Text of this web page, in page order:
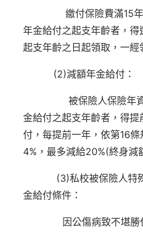
繳付保險費滿15年以
年金給付之起支年齡者，
起支年齡之日起領取，一經
(2)減額年金給付：
被保險人保險年資滿
金給付之起支年齡者，得
付，每提前一年，依第16
4%，最多減給20%(終身減
(3)私校被保險人特殊
金給付條件：
因公傷病致不堪勝任